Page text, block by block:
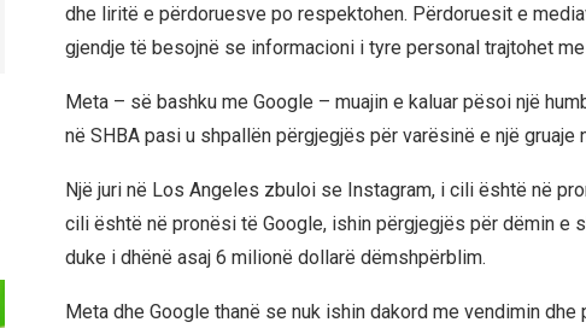
dhe liritë e përdoruesve po respektohen. Përdoruesit e
gjendje të besojnë se informacioni i tyre personal trajtohet
Meta – së bashku me Google – muajin e kaluar pësoi një
në SHBA pasi u shpallën përgjegjës për varësinë e një gruaje
Një juri në Los Angeles zbuloi se Instagram, i cili është në
cili është në pronësi të Google, ishin përgjegjës për dëmin e
duke i dhënë asaj 6 milionë dollarë dëmshpërblim.
Meta dhe Google thanë se nuk ishin dakord me vendimin dhe